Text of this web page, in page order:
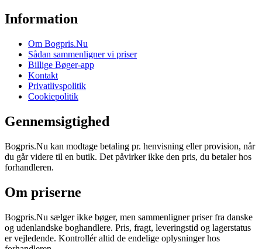
Information
Om Bogpris.Nu
Sådan sammenligner vi priser
Billige Bøger-app
Kontakt
Privatlivspolitik
Cookiepolitik
Gennemsigtighed
Bogpris.Nu kan modtage betaling pr. henvisning eller provision, når
du går videre til en butik. Det påvirker ikke den pris, du betaler hos
forhandleren.
Om priserne
Bogpris.Nu sælger ikke bøger, men sammenligner priser fra danske
og udenlandske boghandlere. Pris, fragt, leveringstid og lagerstatus
er vejledende. Kontrollér altid de endelige oplysninger hos